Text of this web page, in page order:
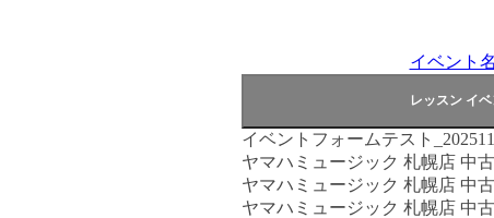
イベント
イベントフォームテスト
ヤマハミュージック 札幌店 中
ヤマハミュージック 札幌店 中
ヤマハミュージック 札幌店 中